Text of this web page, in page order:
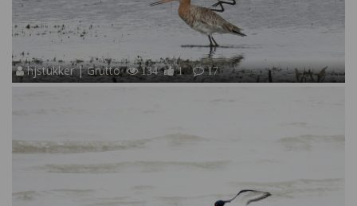
hjstukker | Grutto 134 1 17